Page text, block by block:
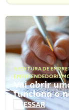
ABERTURA DE
Vai abrir
funciona o
ACESSAR